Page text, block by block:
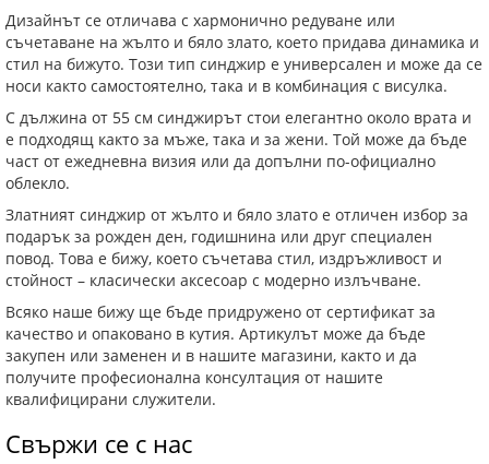
Дизайнът се отличава с хармонично редуване или
съчетаване на жълто и бяло злато, което придава динамика и
стил на бижуто. Този тип синджир е универсален и може да се
носи както самостоятелно, така и в комбинация с висулка.
С дължина от 55 см синджирът стои елегантно около врата и
е подходящ както за мъже, така и за жени. Той може да бъде
част от ежедневна визия или да допълни по-официално
облекло.
Златният синджир от жълто и бяло злато е отличен избор за
подарък за рожден ден, годишнина или друг специален
повод. Това е бижу, което съчетава стил, издръжливост и
стойност – класически аксесоар с модерно излъчване.
Всяко наше бижу ще бъде придружено от сертификат за
качество и опаковано в кутия. Артикулът може да бъде
закупен или заменен и в нашите магазини, както и да
получите професионална консултация от нашите
квалифицирани служители.
Свържи се с нас